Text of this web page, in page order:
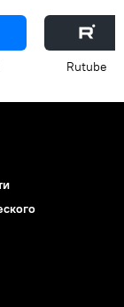
Rutube